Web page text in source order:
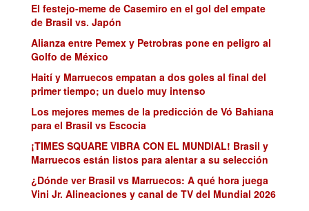
El festejo-meme de Casemiro en el gol del empate
de Brasil vs. Japón
Alianza entre Pemex y Petrobras pone en peligro al
Golfo de México
Haití y Marruecos empatan a dos goles al final del
primer tiempo; un duelo muy intenso
Los mejores memes de la predicción de Vó Bahiana
para el Brasil vs Escocia
¡TIMES SQUARE VIBRA CON EL MUNDIAL! Brasil y
Marruecos están listos para alentar a su selección
¿Dónde ver Brasil vs Marruecos: A qué hora juega
Vini Jr. Alineaciones y canal de TV del Mundial 2026